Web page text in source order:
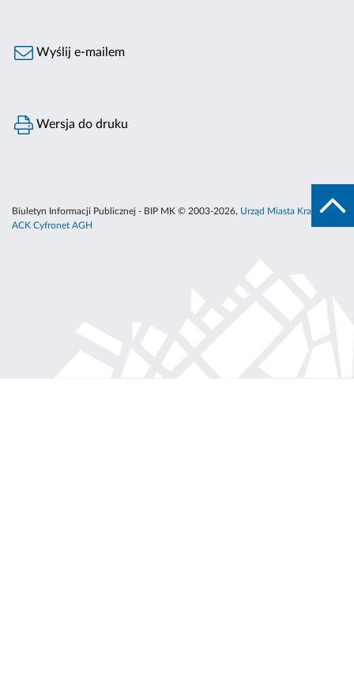
Wyślij e-mailem
Wersja do druku
Biuletyn Informacji Publicznej - BIP MK © 2003-2026, Urząd Miasta Krakowa
ACK Cyfronet AGH